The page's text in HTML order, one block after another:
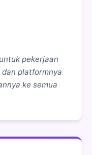
pekerjaan
dan platformnya
ke semua